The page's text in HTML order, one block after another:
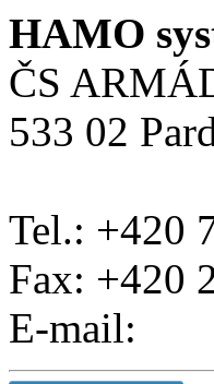
HAMO
ČS
533 02
Tel.: +420
Fax: +420
E-mail: